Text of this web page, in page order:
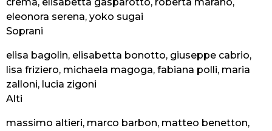
crema, elisabetta gasparotto, roberta marano,
eleonora serena, yoko sugai
Soprani
elisa bagolin, elisabetta bonotto, giuseppe cabrio,
lisa friziero, michaela magoga, fabiana polli, maria
zalloni, lucia zigoni
Alti
massimo altieri, marco barbon, matteo benetton,